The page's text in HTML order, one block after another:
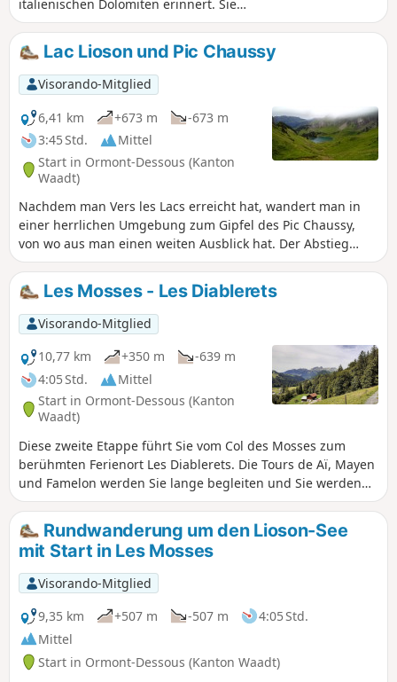
italienischen Dolomiten erinnert. Sie
ermöglicht an vielen Wegpunkten einen
sehr schönen Blick auf die umliegenden
Täler, während man den Glocken der
zahlreichen Kuhherden lauschen kann.
Lac Lioson und Pic Chaussy
Visorando-Mitglied
6,41 km
+673 m
-673 m
3:45 Std.
Mittel
Start in Ormont-Dessous (Kanton
Waadt)
Nachdem man Vers les Lacs erreicht hat, wandert man in
einer herrlichen Umgebung zum Gipfel des Pic Chaussy,
von wo aus man einen weiten Ausblick hat. Der Abstieg
erfolgt auf einer anderen Seite, ebenfalls in einer
herrlichen Umgebung, bis zum schönen Lac Lioson.
Les Mosses - Les Diablerets
Visorando-Mitglied
10,77 km
+350 m
-639 m
4:05 Std.
Mittel
Start in Ormont-Dessous (Kanton
Waadt)
Diese zweite Etappe führt Sie vom Col des Mosses zum
berühmten Ferienort Les Diablerets. Die Tours de Aï, Mayen
und Famelon werden Sie lange begleiten und Sie werden
sie aus verschiedenen Blickwinkeln entdecken. Auf der
Strecke gibt es auch zahlreiche Panoramapunkte mit Blick
auf das Massif des Diablerets, das Chablais, die Dents du
Midi und das Mont Blanc-Massiv.
Rundwanderung um den Lioson-See
mit Start in Les Mosses
Visorando-Mitglied
9,35 km
+507 m -507 m
4:05 Std.
Mittel
Start in Ormont-Dessous (Kanton Waadt)